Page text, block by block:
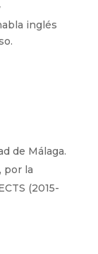
inglés
de Málaga.
por la
(2015-